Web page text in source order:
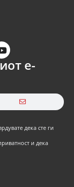
е-
дека сте ги
и дека